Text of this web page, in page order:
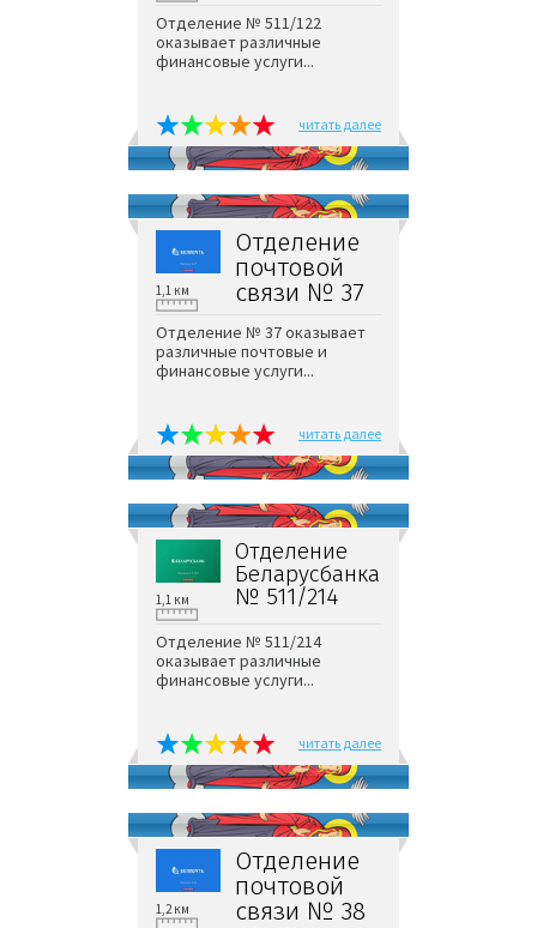
Отделение № 511/122
оказывает различные
финансовые услуги...
читать далее
Отделение
почтовой
связи № 37
1,1 км
Отделение № 37 оказывает
различные почтовые и
финансовые услуги...
читать далее
Отделение
Беларусбанка
№ 511/214
1,1 км
Отделение № 511/214
оказывает различные
финансовые услуги...
читать далее
Отделение
почтовой
связи № 38
1,2 км